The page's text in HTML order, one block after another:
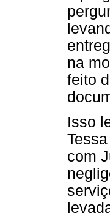
na
feito
Isso
com